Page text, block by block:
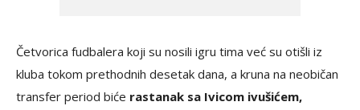
Četvorica fudbalera koji su nosili igru tima već su otišli iz
kluba tokom prethodnih desetak dana, a kruna na neobičan
transfer period biće rastanak sa Ivicom ivušićem,